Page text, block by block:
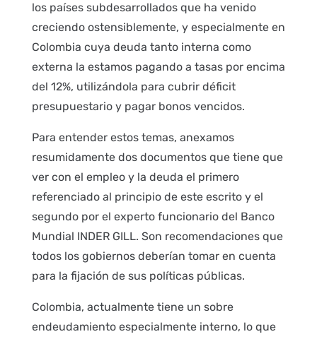
los países subdesarrollados que ha venido
creciendo ostensiblemente, y especialmente en
Colombia cuya deuda tanto interna como
externa la estamos pagando a tasas por encima
del 12%, utilizándola para cubrir déficit
presupuestario y pagar bonos vencidos.
Para entender estos temas, anexamos
resumidamente dos documentos que tiene que
ver con el empleo y la deuda el primero
referenciado al principio de este escrito y el
segundo por el experto funcionario del Banco
Mundial INDER GILL. Son recomendaciones que
todos los gobiernos deberían tomar en cuenta
para la fijación de sus políticas públicas.
Colombia, actualmente tiene un sobre
endeudamiento especialmente interno, lo que